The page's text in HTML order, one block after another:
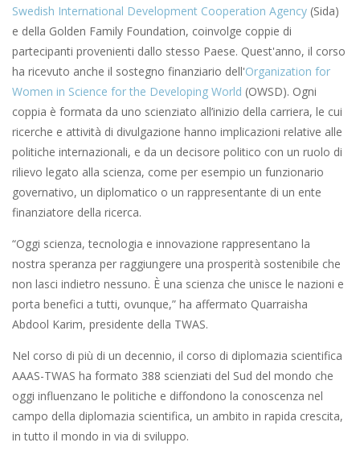
Swedish International Development Cooperation Agency (Sida)
e della Golden Family Foundation, coinvolge coppie di
partecipanti provenienti dallo stesso Paese. Quest'anno, il corso
ha ricevuto anche il sostegno finanziario dell'Organization for
Women in Science for the Developing World (OWSD). Ogni
coppia è formata da uno scienziato all’inizio della carriera, le cui
ricerche e attività di divulgazione hanno implicazioni relative alle
politiche internazionali, e da un decisore politico con un ruolo di
rilievo legato alla scienza, come per esempio un funzionario
governativo, un diplomatico o un rappresentante di un ente
finanziatore della ricerca.
“Oggi scienza, tecnologia e innovazione rappresentano la
nostra speranza per raggiungere una prosperità sostenibile che
non lasci indietro nessuno. È una scienza che unisce le nazioni e
porta benefici a tutti, ovunque,” ha affermato Quarraisha
Abdool Karim, presidente della TWAS.
Nel corso di più di un decennio, il corso di diplomazia scientifica
AAAS-TWAS ha formato 388 scienziati del Sud del mondo che
oggi influenzano le politiche e diffondono la conoscenza nel
campo della diplomazia scientifica, un ambito in rapida crescita,
in tutto il mondo in via di sviluppo.